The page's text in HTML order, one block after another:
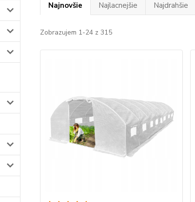
Najnovšie Najlacnejšie Najdrahšie
Zobrazujem 1-24 z 315